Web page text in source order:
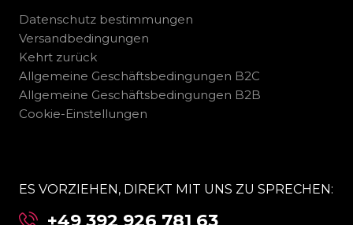
Datenschutz bestimmungen
Versandbedingungen
Kehrt zurück
Allgemeine Geschäftsbedingungen B2C
Allgemeine Geschäftsbedingungen B2B
Cookie-Einstellungen
ES VORZIEHEN, DIREKT MIT UNS ZU SPRECHEN:
+49 392 926 781 63